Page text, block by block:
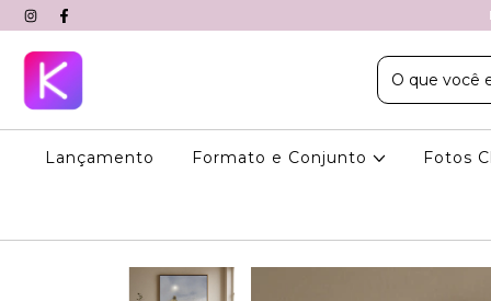
Lançamento Formato e Conjunto Fotos